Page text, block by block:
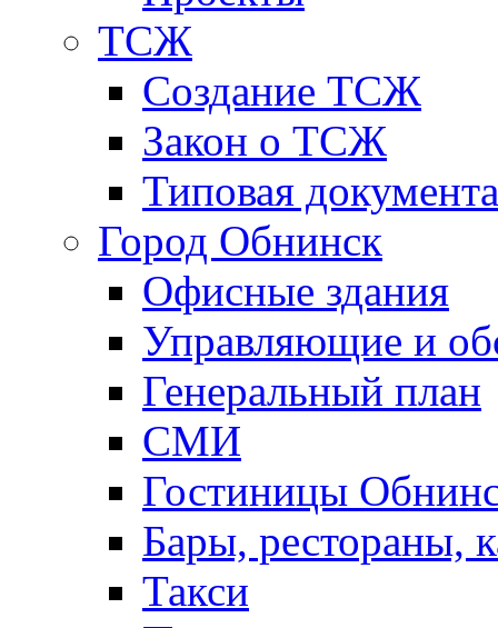
ТСЖ
Создание ТСЖ
Закон о ТСЖ
Типовая
Город Обнинск
Офисные здания
Управляющие и
Генеральный план
СМИ
Гостиницы
Бары, рестораны,
Такси